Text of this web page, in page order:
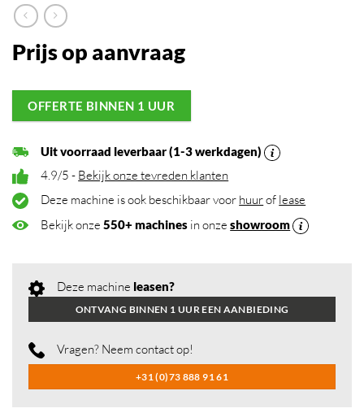
Prijs op aanvraag
OFFERTE BINNEN 1 UUR
Uit voorraad leverbaar (1-3 werkdagen)
4.9/5 - Bekijk onze tevreden klanten
Deze machine is ook beschikbaar voor huurof lease
Bekijk onze550+ machines in onzeshowroom
Deze machine leasen?
ONTVANG BINNEN 1 UUR EEN AANBIEDING
Vragen? Neem contact op!
+31 (0)73 888 91 61